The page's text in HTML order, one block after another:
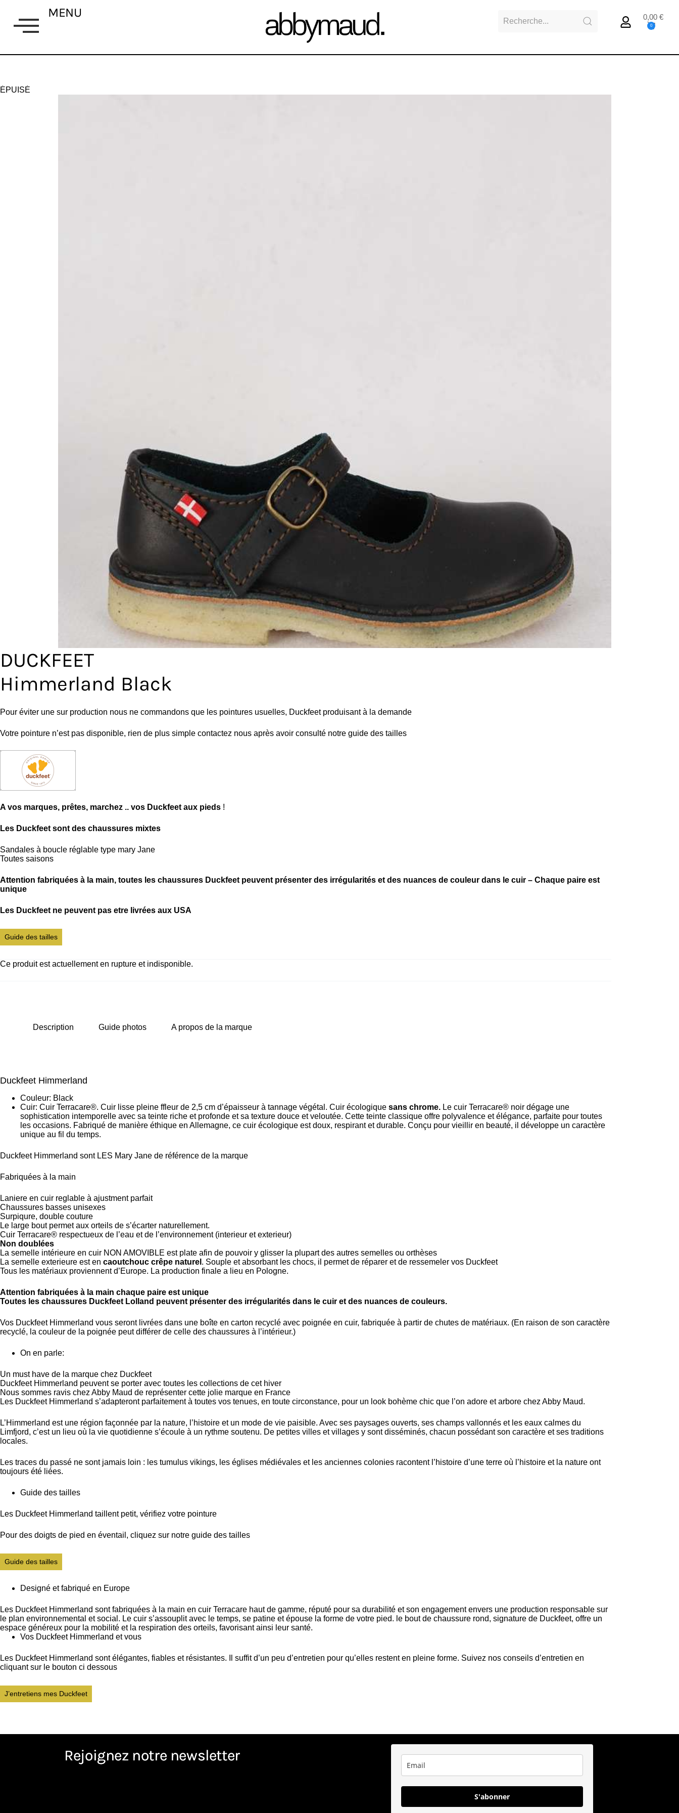
MENU 0,00€
0
ÉPUISÉ
DUCKFEET
Himmerland Black
Pour éviter une sur production nous ne commandons que les pointures usuelles, Duckfeet produisant à la demande
Votre pointure n’est pas disponible, rien de plus simple contactez nous après avoir consulté notre guide des tailles
A vos marques, prêtes, marchez .. vos Duckfeet aux pieds !
Les Duckfeet sont des chaussures mixtes
Sandales à boucle réglable type mary Jane
Toutes saisons
Attention fabriquées à la main, toutes les chaussures Duckfeet peuvent présenter des irrégularités et des nuances de couleur dans le cuir – Chaque paire est
unique
Les Duckfeet ne peuvent pas etre livrées aux USA
Guide des tailles
Ce produit est actuellement en rupture et indisponible.
Description Guide photos A propos de la marque
Duckfeet Himmerland
Couleur: Black
Cuir: Cuir Terracare®. Cuir lisse pleine ffleur de 2,5 cm d’épaisseur à tannage végétal. Cuir écologique sans chrome. Le cuir Terracare® noir dégage une
sophistication intemporelle avec sa teinte riche et profonde et sa texture douce et veloutée. Cette teinte classique offre polyvalence et élégance, parfaite pour toutes
les occasions. Fabriqué de manière éthique en Allemagne, ce cuir écologique est doux, respirant et durable. Conçu pour vieillir en beauté, il développe un caractère
unique au fil du temps.
Duckfeet Himmerland sont LES Mary Jane de référence de la marque
Fabriquées à la main
Laniere en cuir reglable à ajustment parfait
Chaussures basses unisexes
Surpiqure, double couture
Le large bout permet aux orteils de s’écarter naturellement.
Cuir Terracare® respectueux de l’eau et de l’environnement (interieur et exterieur)
Non doublées
La semelle intérieure en cuir NON AMOVIBLE est plate afin de pouvoir y glisser la plupart des autres semelles ou orthèses
La semelle exterieure est en caoutchouc crêpe naturel . Souple et absorbant les chocs, il permet de réparer et de ressemeler vos Duckfeet
Tous les matériaux proviennent d’Europe. La production finale a lieu en Pologne.
Attention fabriquées à la main chaque paire est unique
Toutes les chaussures Duckfeet Lolland peuvent présenter des irrégularités dans le cuir et des nuances de couleurs.
Vos Duckfeet Himmerland vous seront livrées dans une boîte en carton recyclé avec poignée en cuir, fabriquée à partir de chutes de matériaux. (En raison de son caractère
recyclé, la couleur de la poignée peut différer de celle des chaussures à l’intérieur.)
On en parle:
Un must have de la marque chez Duckfeet
Duckfeet Himmerland peuvent se porter avec toutes les collections de cet hiver
Nous sommes ravis chez Abby Maud de représenter cette jolie marque en France
Les Duckfeet Himmerland s’adapteront parfaitement à toutes vos tenues, en toute circonstance, pour un look bohème chic que l’on adore et arbore chez Abby Maud.
L’Himmerland est une région façonnée par la nature, l’histoire et un mode de vie paisible. Avec ses paysages ouverts, ses champs vallonnés et les eaux calmes du
Limfjord, c’est un lieu où la vie quotidienne s’écoule à un rythme soutenu. De petites villes et villages y sont disséminés, chacun possédant son caractère et ses traditions
locales.
Les traces du passé ne sont jamais loin : les tumulus vikings, les églises médiévales et les anciennes colonies racontent l’histoire d’une terre où l’histoire et la nature ont
toujours été liées.
Guide des tailles
Les Duckfeet Himmerland taillent petit, vérifiez votre pointure
Pour des doigts de pied en éventail, cliquez sur notre guide des tailles
Guide des tailles
Designé et fabriqué en Europe
Les Duckfeet Himmerland sont fabriquées à la main en cuir Terracare haut de gamme, réputé pour sa durabilité et son engagement envers une production responsable sur
le plan environnemental et social. Le cuir s’assouplit avec le temps, se patine et épouse la forme de votre pied. le bout de chaussure rond, signature de Duckfeet, offre un
espace généreux pour la mobilité et la respiration des orteils, favorisant ainsi leur santé.
Vos Duckfeet Himmerland et vous
Les Duckfeet Himmerland sont élégantes, fiables et résistantes. Il suffit d’un peu d’entretien pour qu’elles restent en pleine forme. Suivez nos conseils d’entretien en
cliquant sur le bouton ci dessous
J’entretiens mes Duckfeet
Rejoignez notre newsletter
S'abonner